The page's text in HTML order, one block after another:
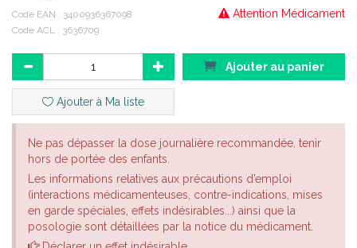
adaptée, - utilisé seul, chez les patientes ne pouvant bénéficier
du traitement physique qui est le traitement princeps du
lymphoedème.
Attention Médicament
Code EAN : 3400936367098
Code ACL : 3636709
Ajouter au panier
Ajouter à Ma liste
Ne pas dépasser la dose journalière recommandée, tenir
hors de portée des enfants.
Les informations relatives aux précautions d’emploi
(interactions médicamenteuses, contre-indications, mises
en garde spéciales, effets indésirables...) ainsi que la
posologie sont détaillées par la notice du médicament.